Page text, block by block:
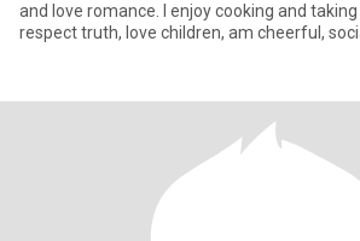
and love romance. I enjoy cooking and
respect truth, love children, am cheerful,